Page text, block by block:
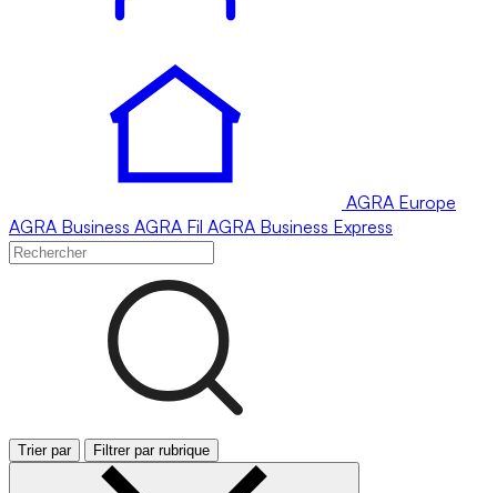
AGRA Europe
AGRA Business AGRA Fil AGRA Business Express
Trier par Filtrer par rubrique